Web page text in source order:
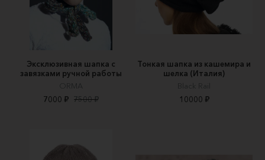
Эксклюзивная шапка с
завязками ручной работы
ORMA
7000 ₽ 7500 ₽
Тонкая шапка из кашемира и
шелка (Италия)
Black Rail
10000 ₽